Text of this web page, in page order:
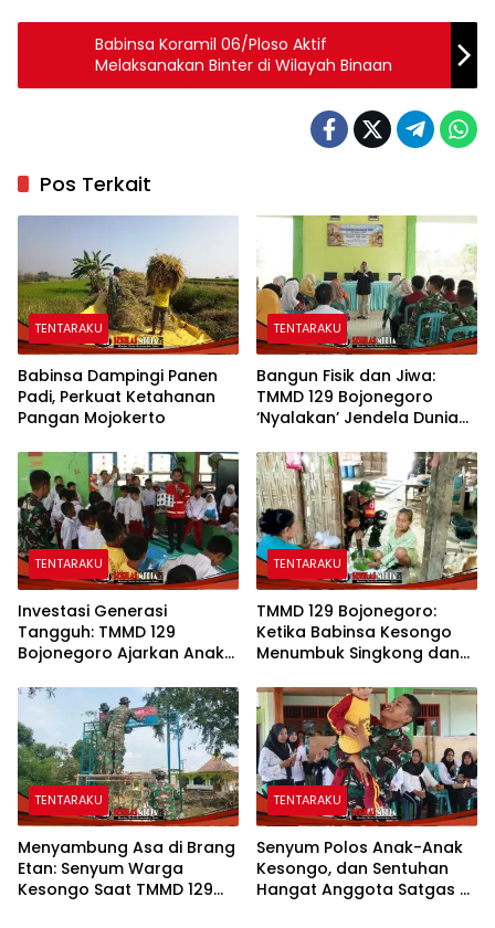
Babinsa Koramil 06/Ploso Aktif
Melaksanakan Binter di Wilayah Binaan
Pos Terkait
TENTARAKU
Babinsa Dampingi Panen
Padi, Perkuat Ketahanan
Pangan Mojokerto
TENTARAKU
Bangun Fisik dan Jiwa:
TMMD 129 Bojonegoro
‘Nyalakan’ Jendela Dunia
TENTARAKU
Investasi Generasi
Tangguh: TMMD 129
Bojonegoro Ajarkan Anak
Bencana Sejak Dini
TENTARAKU
TMMD 129 Bojonegoro:
Ketika Babinsa Kesongo
Menumbuk Singkong dan
dengan Warga
TENTARAKU
Menyambung Asa di Brang
Etan: Senyum Warga
Kesongo Saat TMMD 129
TENTARAKU
Senyum Polos Anak-Anak
Kesongo, dan Sentuhan
Hangat Anggota Satgas di